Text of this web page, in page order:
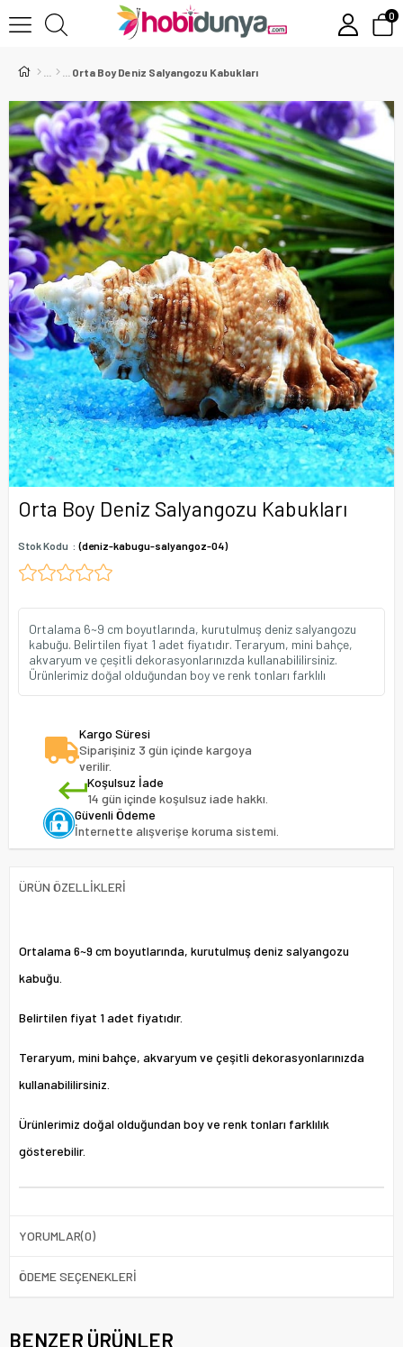
0
Orta Boy Deniz Salyangozu Kabukları
Orta Boy Deniz Salyangozu Kabukları
Stok Kodu (deniz-kabugu-salyangoz-04)
Ortalama 6~9 cm boyutlarında, kurutulmuş deniz salyangozu
kabuğu. Belirtilen fiyat 1 adet fiyatıdır. Teraryum, mini bahçe,
akvaryum ve çeşitli dekorasyonlarınızda kullanabililirsiniz.
Ürünlerimiz doğal olduğundan boy ve renk tonları farklılı
Kargo Süresi
Siparişiniz 3 gün içinde kargoya
verilir.
Koşulsuz İade
14 gün içinde koşulsuz iade hakkı.
Güvenli Ödeme
İnternette alışverişe koruma sistemi.
ÜRÜN ÖZELLIKLERI
Ortalama 6~9 cm boyutlarında, kurutulmuş deniz salyangozu
kabuğu.
Belirtilen fiyat 1 adet fiyatıdır.
Teraryum, mini bahçe, akvaryum ve çeşitli dekorasyonlarınızda
kullanabililirsiniz.
Ürünlerimiz doğal olduğundan boy ve renk tonları farklılık
gösterebilir.
YORUMLAR(0)
ÖDEME SEÇENEKLERI
BENZER ÜRÜNLER